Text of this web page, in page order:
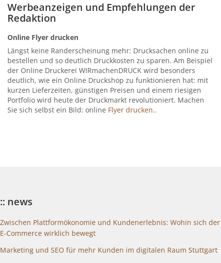
Werbeanzeigen und Empfehlungen der
Redaktion
Online Flyer drucken
Längst keine Randerscheinung mehr: Drucksachen online zu
bestellen und so deutlich Druckkosten zu sparen. Am Beispiel
der Online Druckerei WIRmachenDRUCK wird besonders
deutlich, wie ein Online Druckshop zu funktionieren hat: mit
kurzen Lieferzeiten, günstigen Preisen und einem riesigen
Portfolio wird heute der Druckmarkt revolutioniert. Machen
Sie sich selbst ein Bild: online Flyer drucken..
:: news
Zwischen Plattformökonomie und Kundenerlebnis: Wohin sich der
E-Commerce wirklich bewegt
Marketing und SEO für mehr Kunden im digitalen Raum Stuttgart